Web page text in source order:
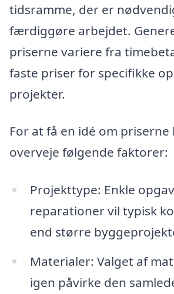
tidsramme, der er
færdiggøre arbejdet.
priserne variere fra
faste priser for specifikke
projekter.
For at få en idé om priserne
overveje følgende faktorer:
Projekttype: Enkle
reparationer vil typisk
end større
Materialer: Valget af
igen påvirke den